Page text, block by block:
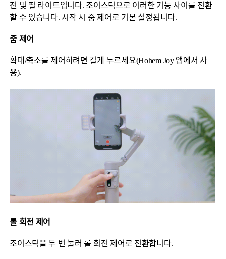
전 및 필 라이트입니다. 조이스틱으로 이러한 기능 사이를 전환
할 수 있습니다. 시작 시 줌 제어로 기본 설정됩니다.
줌 제어
확대/축소를 제어하려면 길게 누르세요(Hohem Joy 앱에서 사
용).
롤 회전 제어
조이스틱을 두 번 눌러 롤 회전 제어로 전환합니다.